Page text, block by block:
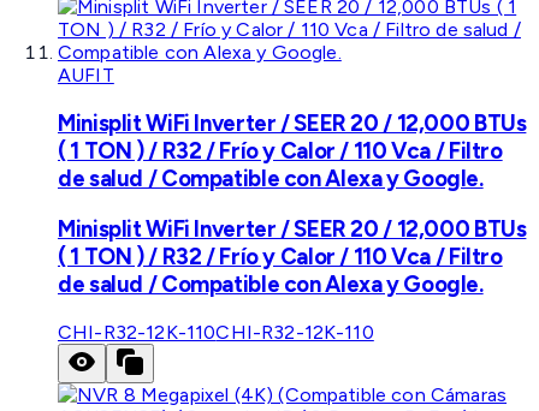
AUFIT
Minisplit WiFi Inverter / SEER 20 / 12,000 BTUs
( 1 TON ) / R32 / Frío y Calor / 110 Vca / Filtro
de salud / Compatible con Alexa y Google.
Minisplit WiFi Inverter / SEER 20 / 12,000 BTUs
( 1 TON ) / R32 / Frío y Calor / 110 Vca / Filtro
de salud / Compatible con Alexa y Google.
CHI-R32-12K-110CHI-R32-12K-110